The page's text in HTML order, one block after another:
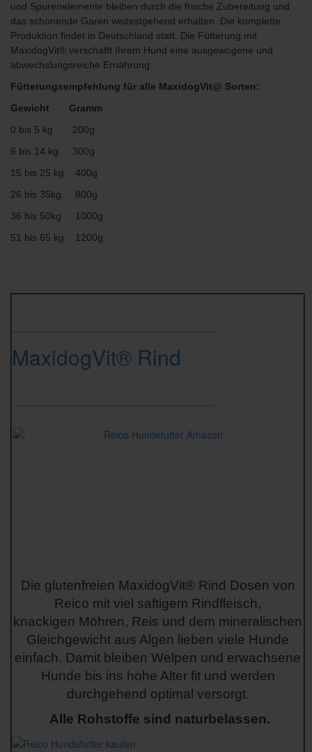
und Spurenelemente bleiben durch die frische Zubereitung und
das schonende Garen weitestgehend erhalten. Die komplette
Produktion findet in Deutschland statt. Die Fütterung mit
MaxidogVit® verschafft Ihrem Hund eine ausgewogene und
abwechslungsreiche Ernährung.
Fütterungsempfehlung für alle MaxidogVit@ Sorten:
Gewicht Gramm
0 bis 5 kg 200g
6 bis 14 kg 300g
15 bis 25 kg 400g
26 bis 35kg 800g
36 bis 50kg 1000g
51 bis 65 kg 1200g
MaxidogVit® Rind
Die glutenfreien MaxidogVit® Rind Dosen von
Reico mit viel saftigem Rindfleisch,
knackigen Möhren, Reis und dem mineralischen
Gleichgewicht aus Algen lieben viele Hunde
einfach. Damit bleiben Welpen und erwachsene
Hunde bis ins hohe Alter fit und werden
durchgehend optimal versorgt.
Alle Rohstoffe sind naturbelassen.